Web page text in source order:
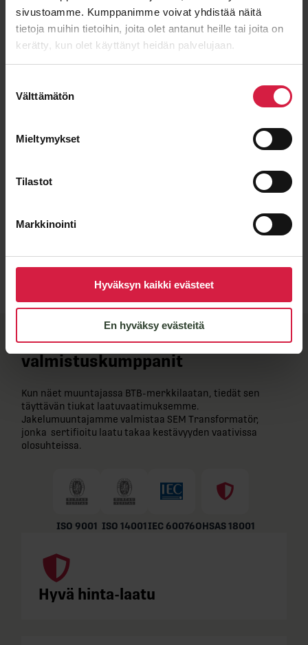
sivustoamme. Kumppanimme voivat yhdistää näitä
tietoja muihin tietoihin, joita olet antanut heille tai joita on
kerätty, kun olet käyttänyt heidän palvelujaan.
valinta
Välttämätön
Mieltymykset
Tilastot
Markkinointi
Hyväksyn kaikki evästeet
En hyväksy evästeitä
Viesti
BTB-​laatu ja joustavat
valmistuskumppanit
Kun näet muuntajassa BTB-​merkkilaatan, tiedät sen
täyttävän tiukat laatuvaatimuksemme.
Jakelumuuntajamme valmistaa SEM Transformatör,
jonka sertifioitu laatu takaa kestävyyden vaativissa
olosuhteissa.
ISO 9001 ISO 14001IEC 60076OHSAS 18001
Hyvä hinta-laatu